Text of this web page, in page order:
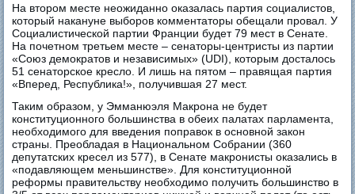
На втором месте неожиданно оказалась партия социалистов,
который накануне выборов комментаторы обещали провал. У
Социалистической партии Франции будет 79 мест в Сенате.
На почетном третьем месте – сенаторы-центристы из партии
«Союз демократов и независимых» (UDI), которым досталось
51 сенаторское кресло. И лишь на пятом – правящая партия
«Вперед, Республика!», получившая 27 мест.
Таким образом, у Эмманюэля Макрона не будет
конституционного большинства в обеих палатах парламента,
необходимого для введения поправок в основной закон
страны. Преобладая в Национальном Собрании (360
депутатских кресел из 577), в Сенате макронисты оказались в
«подавляющем меньшинстве». Для конституционной
реформы правительству необходимо получить большинство в